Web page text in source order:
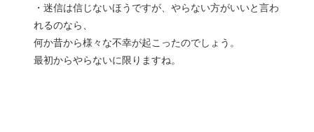
・迷信は信じないほうですが、やらない方がいいと言わ
れるのなら、
何か昔から様々な不幸が起こったのでしょう。
最初からやらないに限りますね。